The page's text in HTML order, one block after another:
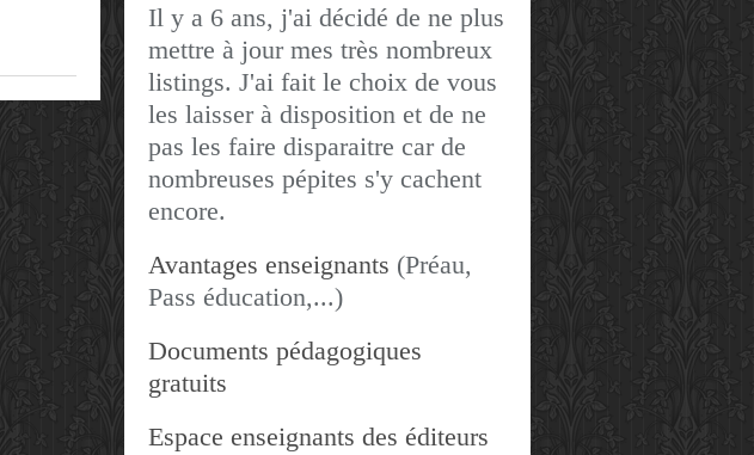
Il y a 6 ans, j'ai décidé de ne plus
mettre à jour mes très nombreux
listings. J'ai fait le choix de vous
les laisser à disposition et de ne
pas les faire disparaitre car de
nombreuses pépites s'y cachent
encore.
Avantages enseignants (Préau,
Pass éducation,...)
Documents pédagogiques
gratuits
Espace enseignants des éditeurs